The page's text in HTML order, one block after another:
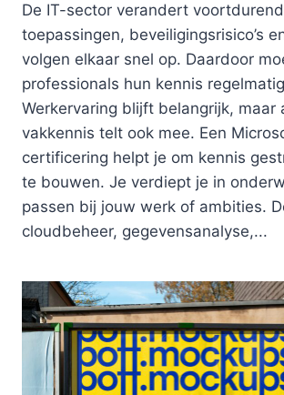
De IT-sector verandert
toepassingen, beveiligingsrisico’s
volgen elkaar snel op. Daardoor
professionals hun kennis
Werkervaring blijft belangrijk, maar
vakkennis telt ook mee. Een
certificering helpt je om kennis
te bouwen. Je verdiept je in
passen bij jouw werk of ambities.
cloudbeheer, gegevensanalyse,...